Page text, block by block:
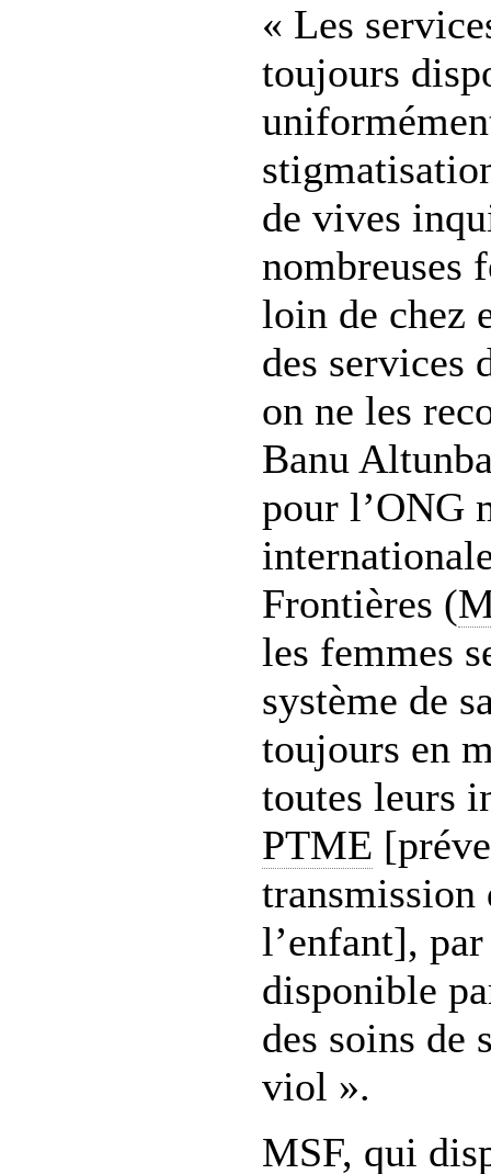
« Les
toujours
de vives
nombreuses
loin de chez
des services
on ne les
Banu
pour l’ONG
Frontières (
les femmes
système de
toujours en
toutes leurs
PTME
transmission
l’enfant], par
disponible
des soins de
viol ».
MSF, qui